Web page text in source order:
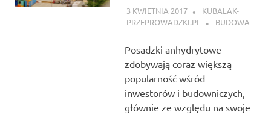
3 KWIETNIA 2017
KUBALAK-
PRZEPROWADZKI.PL
BUDOWA
Posadzki anhydrytowe
zdobywają coraz większą
popularność wśród
inwestorów i budowniczych,
głównie ze względu na swoje